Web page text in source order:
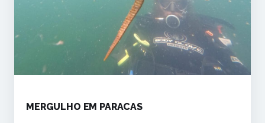
MERGULHO EM PARACAS